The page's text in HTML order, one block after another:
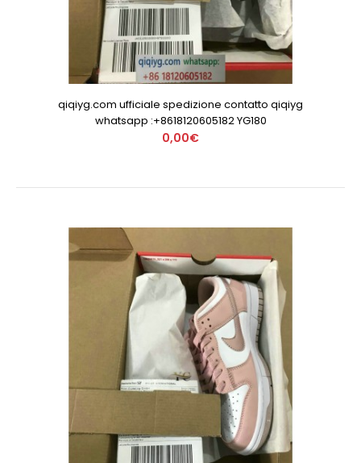
qiqiyg.com ufficiale spedizione contatto qiqiyg
whatsapp :+8618120605182 YG180
0,00€